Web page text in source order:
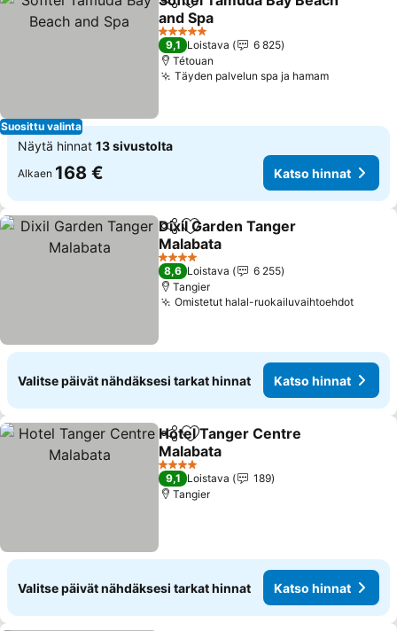
Suosittu valinta
Jaa Lisää suosikkeihin
and Spa
Katso hinnat
5 Tähtiluokitus
9,1 Loistava
6 825
Tétouan
Täyden palvelun spa ja hamamKatso
Näytä hinnat 13 sivustolta
Alkaen 168 € Katso hinnat
Jaa Lisää suosikkeihin
Dixil Garden Tanger
Malabata
Katso hinnat
4 Tähtiluokitus
8,6 Loistava
6 255
Tangier
Omistetut halal-ruokailuvaihtoehdotKatso
Valitse päivät nähdäksesi tarkat hinnat Katso hinnat
Jaa Lisää suosikkeihin
Hotel Tanger Centre
Malabata
Katso hinnat
4 Tähtiluokitus
9,1 Loistava
189
Tangier
Valitse päivät nähdäksesi tarkat hinnat Katso hinnat